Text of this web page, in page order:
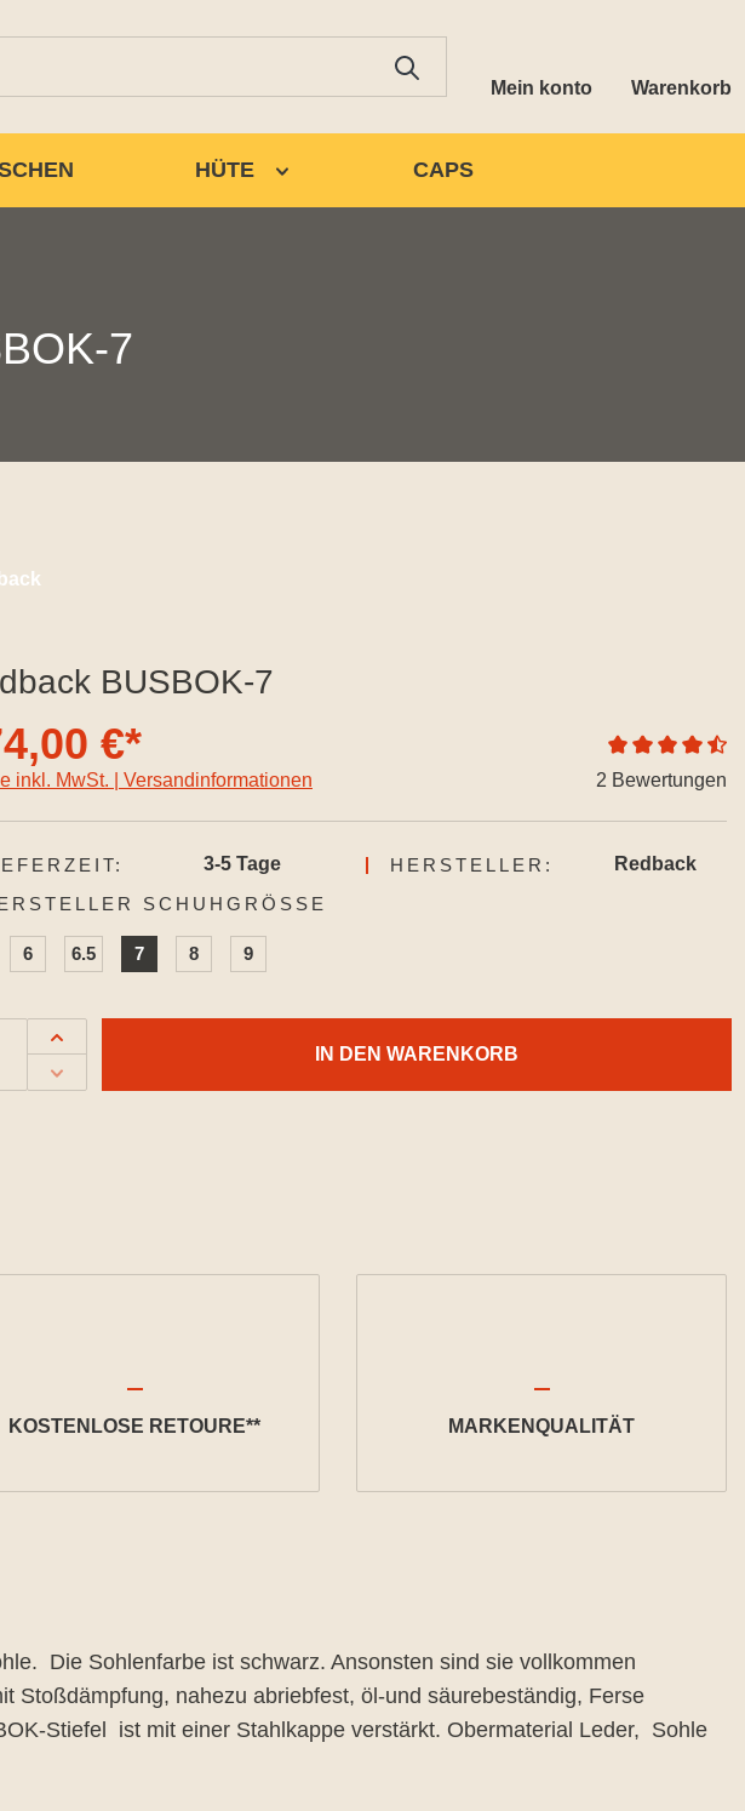
Mein konto Warenkorb
HÜTE CAPS
7
BUSBOK-7
€*
inkl. MwSt. | Versandinformationen 2 Bewertungen
3-5 Tage HERSTELLER:
Redback
SCHUHGRÖSSE
6 6.5 7 8 9
IN DEN WARENKORB
KOSTENLOSE RETOURE** MARKENQUALITÄT
Die Sohlenfarbe ist schwarz. Ansonsten sind sie vollkommen
nahezu abriebfest, öl-und säurebeständig, Ferse
Stiefel ist mit einer Stahlkappe verstärkt. Obermaterial Leder, Sohle